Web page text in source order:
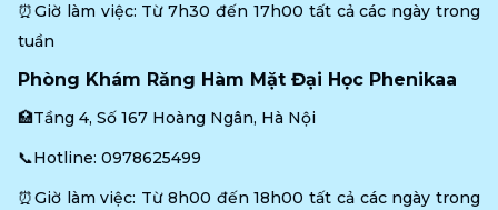
⏰Giờ làm việc: Từ 7h30 đến 17h00 tất cả các ngày trong
tuần
Phòng Khám Răng Hàm Mặt Đại Học Phenikaa
🏥Tầng 4, Số 167 Hoàng Ngân, Hà Nội
📞Hotline: 0978625499
⏰Giờ làm việc: Từ 8h00 đến 18h00 tất cả các ngày trong